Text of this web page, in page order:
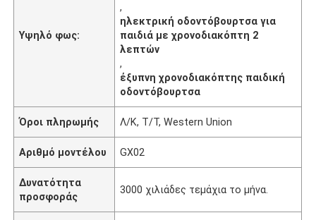
Υψηλό φως:
,
ηλεκτρική οδοντόβουρτσα για
παιδιά με χρονοδιακόπτη 2
λεπτών
,
έξυπνη χρονοδιακόπτης παιδική
οδοντόβουρτσα
Όροι πληρωμής Λ/Κ, Τ/Τ, Western Union
Αριθμό μοντέλου GX02
Δυνατότητα
προσφοράς
3000 χιλιάδες τεμάχια το μήνα.